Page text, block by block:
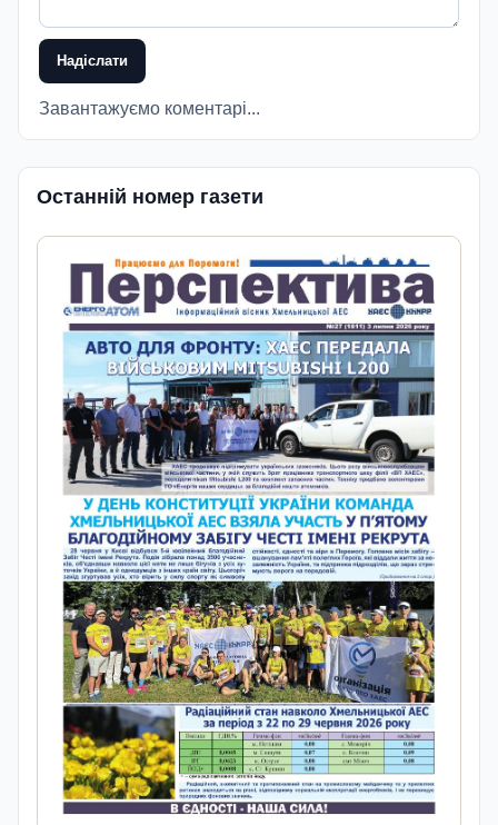
Надіслати
Завантажуємо коментарі...
Останній номер газети